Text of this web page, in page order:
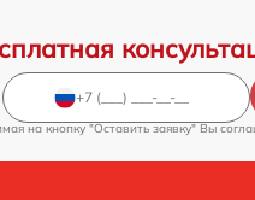
на кнопку "Оставить заявку" Вы